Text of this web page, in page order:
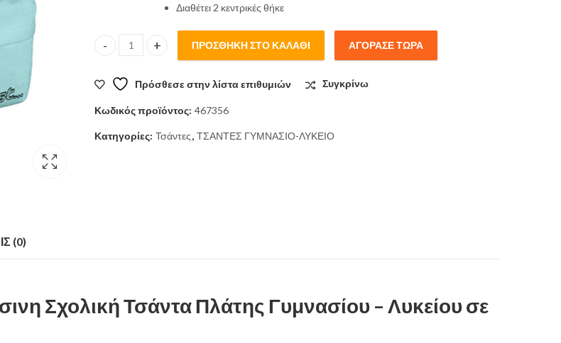
Διαθέτει 2 κεντρικές θήκε
Σχολική Τσάντα Πλάτης Must Monochrome Rpet Double Πράσινη Γυμνασίου - Λυκείου σε
ΠΡΟΣΘΉΚΗ ΣΤΟ ΚΑΛΆΘΙ ΑΓΌΡΑΣΕ ΤΏΡΑ
Πρόσθεσε στην λίστα επιθυμιών Συγκρίνω
Κωδικός προϊόντος: 467356
Κατηγορίες: Τσάντες, ΤΣΑΝΤΕΣ ΓΥΜΝΑΣΙΟ-ΛΥΚΕΙΟ
(0)
Σχολική Τσάντα Πλάτης Γυμνασίου – Λυκείου σε